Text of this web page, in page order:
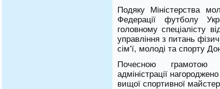
Подяку Міністерства
Федерації футболу
головному спеціалісту
управління з питань
сім’ї, молоді та спорту
Почесною грамотою
адміністрації
вищої спортивної